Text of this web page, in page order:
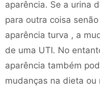
aparência. Se a urina
para outra coisa
aparência turva , a
de uma UTI. No
aparência também
mudanças na dieta ou